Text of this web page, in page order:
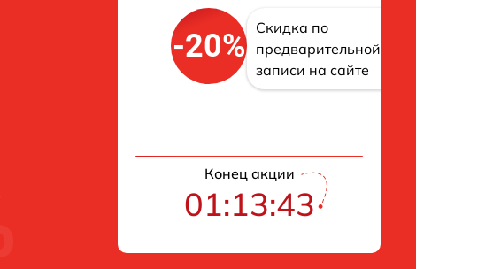
-20%
Скидка по
предварительной
записи на сайте
Конец акции
01:13:42